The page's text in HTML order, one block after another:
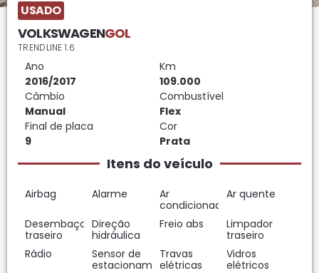
USADO
VOLKSWAGENGOL
TRENDLINE 1.6
Ano
2016/2017
Km
109.000
Câmbio
Manual
Combustível
Flex
Final de placa
9
Cor
Prata
Itens do veículo
Airbag Alarme
Ar
condicionado
Ar quente
Desembaçador
traseiro
Direção
hidráulica
Freio abs
Limpador
traseiro
Rádio
Sensor de
estacionamento
Travas
elétricas
Vidros
elétricos